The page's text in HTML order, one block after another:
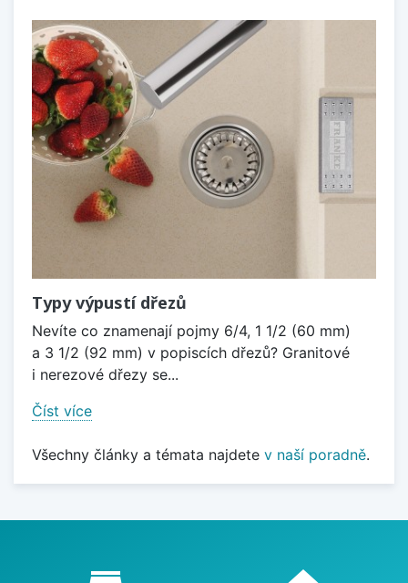
Typy výpustí dřezů
Nevíte co znamenají pojmy 6/4, 1 1/2 (60 mm)
a 3 1/2 (92 mm) v popiscích dřezů? Granitové
i nerezové dřezy se...
Číst více
Všechny články a témata najdete v naší poradně.
Proč nakupovat u nás?